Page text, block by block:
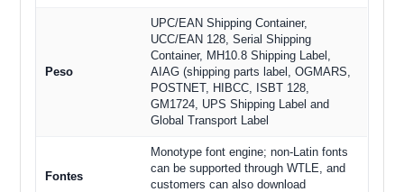
Peso
UPC/EAN Shipping Container,
UCC/EAN 128, Serial Shipping
Container, MH10.8 Shipping Label,
AIAG (shipping parts label, OGMARS,
POSTNET, HIBCC, ISBT 128,
GM1724, UPS Shipping Label and
Global Transport Label
Fontes
Monotype font engine; non-Latin fonts
can be supported through WTLE, and
customers can also download